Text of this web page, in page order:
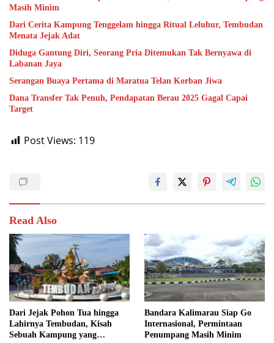
Masih Minim
Dari Cerita Kampung Tenggelam hingga Ritual Leluhur, Tembudan
Menata Jejak Adat
Diduga Gantung Diri, Seorang Pria Ditemukan Tak Bernyawa di
Labanan Jaya
Serangan Buaya Pertama di Maratua Telan Korban Jiwa
Dana Transfer Tak Penuh, Pendapatan Berau 2025 Gagal Capai
Target
Post Views: 119
Read Also
Dari Jejak Pohon Tua hingga
Lahirnya Tembudan, Kisah
Sebuah Kampung yang
Bandara Kalimarau Siap Go
Internasional, Permintaan
Penumpang Masih Minim